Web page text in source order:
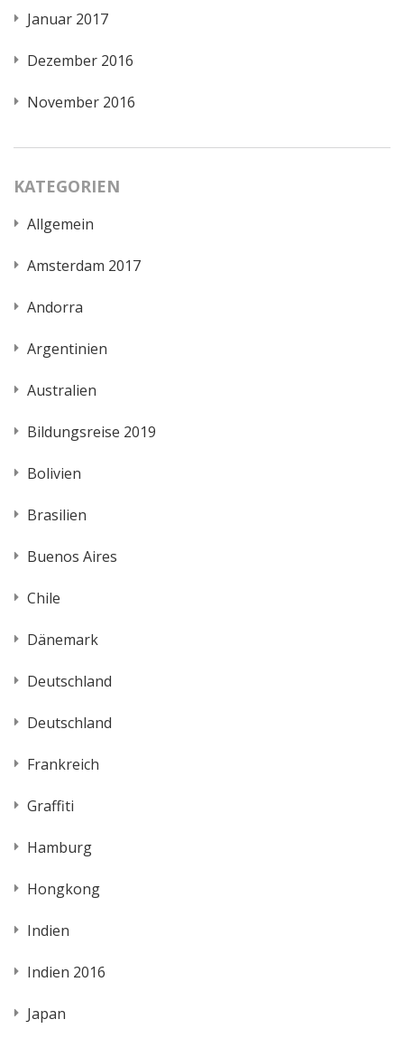
Januar 2017
Dezember 2016
November 2016
KATEGORIEN
Allgemein
Amsterdam 2017
Andorra
Argentinien
Australien
Bildungsreise 2019
Bolivien
Brasilien
Buenos Aires
Chile
Dänemark
Deutschland
Deutschland
Frankreich
Graffiti
Hamburg
Hongkong
Indien
Indien 2016
Japan